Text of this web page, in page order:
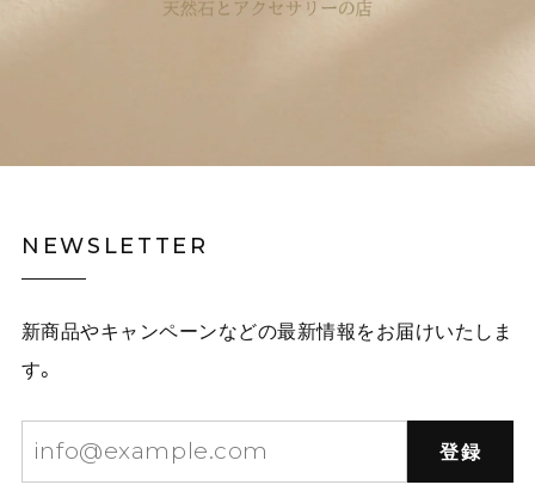
NEWSLETTER
新商品やキャンペーンなどの最新情報をお届けいたしま
す。
登録